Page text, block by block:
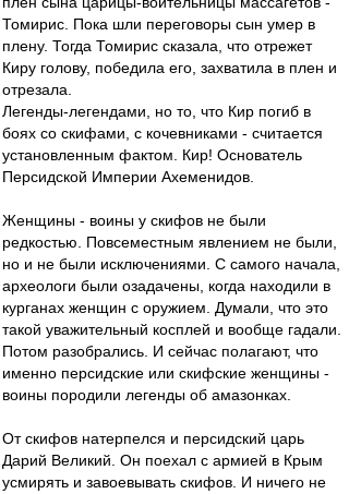
Томирис. Пока шли переговоры сын умер в
плену. Тогда Томирис сказала, что отрежет
Киру голову, победила его, захватила в плен и
отрезала.
Легенды-легендами, но то, что Кир погиб в
боях со скифами, с кочевниками - считается
установленным фактом. Кир! Основатель
Персидской Империи Ахеменидов.
Женщины - воины у скифов не были
редкостью. Повсеместным явлением не были,
но и не были исключениями. С самого начала,
археологи были озадачены, когда находили в
курганах женщин с оружием. Думали, что это
такой уважительный косплей и вообще гадали.
Потом разобрались. И сейчас полагают, что
именно персидские или скифские женщины -
воины породили легенды об амазонках.
От скифов натерпелся и персидский царь
Дарий Великий. Он поехал с армией в Крым
усмирять и завоевывать скифов. И ничего не